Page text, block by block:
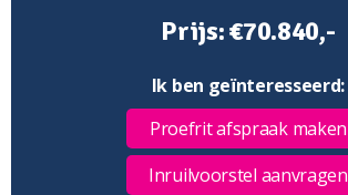
Prijs: €70.840,-
Ik ben geïnteresseerd:
Proefrit afspraak maken
Inruilvoorstel aanvragen